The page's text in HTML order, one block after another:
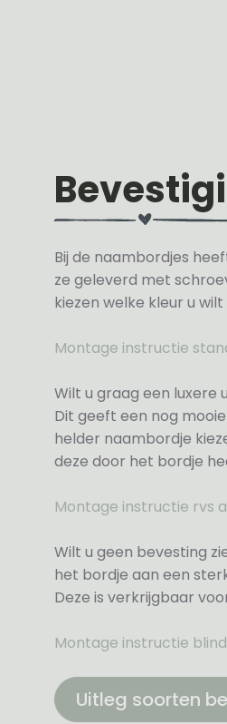
Bij de naambordjes
ze geleverd met
kiezen welke kleur u
Montage instructie
Wilt u graag een luxere
Dit geeft een nog
helder naambordje
deze door het bordje
Montage instructie rvs
Wilt u geen bevesting
het bordje aan een
Deze is verkrijgbaar
Montage instructie
Uitleg soorten